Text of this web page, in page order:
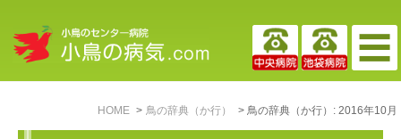
HOME 鳥の辞典（か行） 鳥の辞典（か行）: 2016年10月